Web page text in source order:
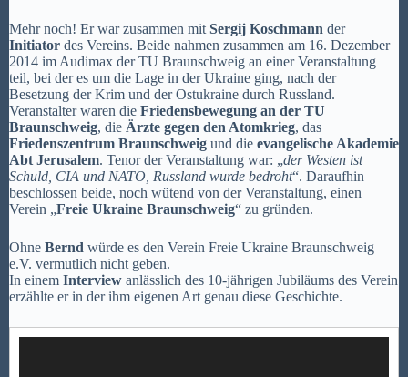
Mehr noch! Er war zusammen mit Sergij Koschmann der
Initiator des Vereins. Beide nahmen zusammen am 16. Dezember
2014 im Audimax der TU Braunschweig an einer Veranstaltung
teil, bei der es um die Lage in der Ukraine ging, nach der
Besetzung der Krim und der Ostukraine durch Russland.
Veranstalter waren die Friedensbewegung an der TU
Braunschweig, die Ärzte gegen den Atomkrieg, das
Friedenszentrum Braunschweig und die evangelische Akademie
Abt Jerusalem. Tenor der Veranstaltung war: „der Westen ist
Schuld, CIA und NATO, Russland wurde bedroht“. Daraufhin
beschlossen beide, noch wütend von der Veranstaltung, einen
Verein „Freie Ukraine Braunschweig“ zu gründen.
Ohne Bernd würde es den Verein Freie Ukraine Braunschweig
e.V. vermutlich nicht geben.
In einem Interview anlässlich des 10-jährigen Jubiläums des Verein
erzählte er in der ihm eigenen Art genau diese Geschichte.